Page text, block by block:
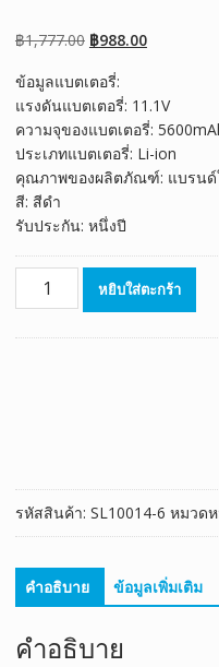
เต็มบนการให้
คะแนนของ
฿1,777.00 Original
was:
฿1,777.00.
฿988.00Current
฿988.00.
ข้อมูลแบตเตอรี่:
แรงดันแบตเตอรี่: 11.1V
ความจุของแบตเตอรี่:
ประเภทแบตเตอรี่: Li-ion
คุณภาพของผลิตภัณฑ์: แบรนด์
สี: สีดำ
รับประกัน: หนึ่งปี
จำนวน
E135,ThinkPad
Edge
E145
ชิ้น
หยิบใส่ตะกร้า
รหัสสินค้า: SL10014-6 หมวด
คำอธิบาย ข้อมูลเพิ่มเติม
คำอธิบาย